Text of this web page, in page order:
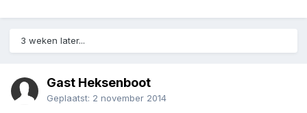
3 weken later...
Gast Heksenboot
Geplaatst: 2 november 2014